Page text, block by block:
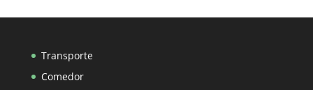
Transporte
Comedor